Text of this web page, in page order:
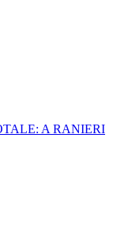
A RANIERI